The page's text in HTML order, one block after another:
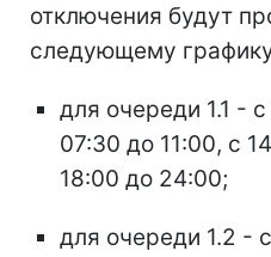
отключения будут
следующему
для очереди 1.1 -
07:30 до 11:00, с
18:00 до 24:00;
для очереди 1.2 -